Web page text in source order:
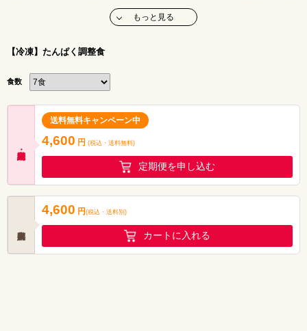
続からご利用いただけます。)
たんぱく質：10ｇ以下
カリウム ：500mg以下
塩分相当量：2.0ｇ以下
もっと見る
【冷凍】たんぱく調整食
食数
送料無料キャンペーン中
4,600 円 (税込・ 送料無料)
定期便を申し込む
4,600 円 (税込・ 送料別 )
カートに入れる